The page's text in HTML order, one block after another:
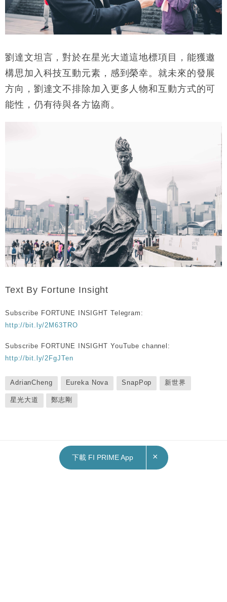
劉達文坦言，對於在星光大道這地標項目，能獲邀
構思加入科技互動元素，感到榮幸。就未來的發展
方向，劉達文不排除加入更多人物和互動方式的可
能性，仍有待與各方協商。
Text By Fortune Insight
Subscribe FORTUNE INSIGHT Telegram:
http://bit.ly/2M63TRO
Subscribe FORTUNE INSIGHT YouTube channel:
http://bit.ly/2FgJTen
AdrianCheng Eureka Nova SnapPop 新世界
星光大道 鄭志剛
下載 FI PRIME App ×